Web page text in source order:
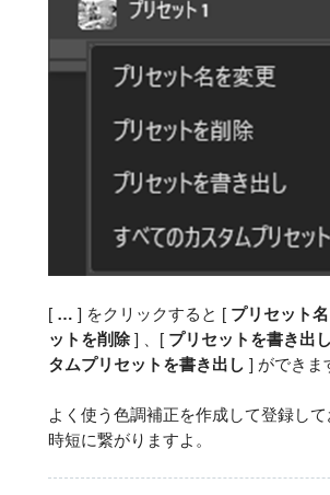
[ … ] をクリックすると [ プリセット
ットを削除] 、[ プリセットを書き出し
タムプリセットを書き出し ] ができま
よく使う色調補正を作成して登録し
時短に繋がりますよ。